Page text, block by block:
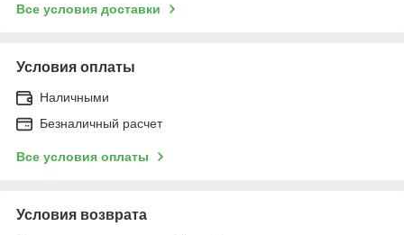
Все условия доставки
Условия оплаты
Наличными
Безналичный расчет
Все условия оплаты
Условия возврата